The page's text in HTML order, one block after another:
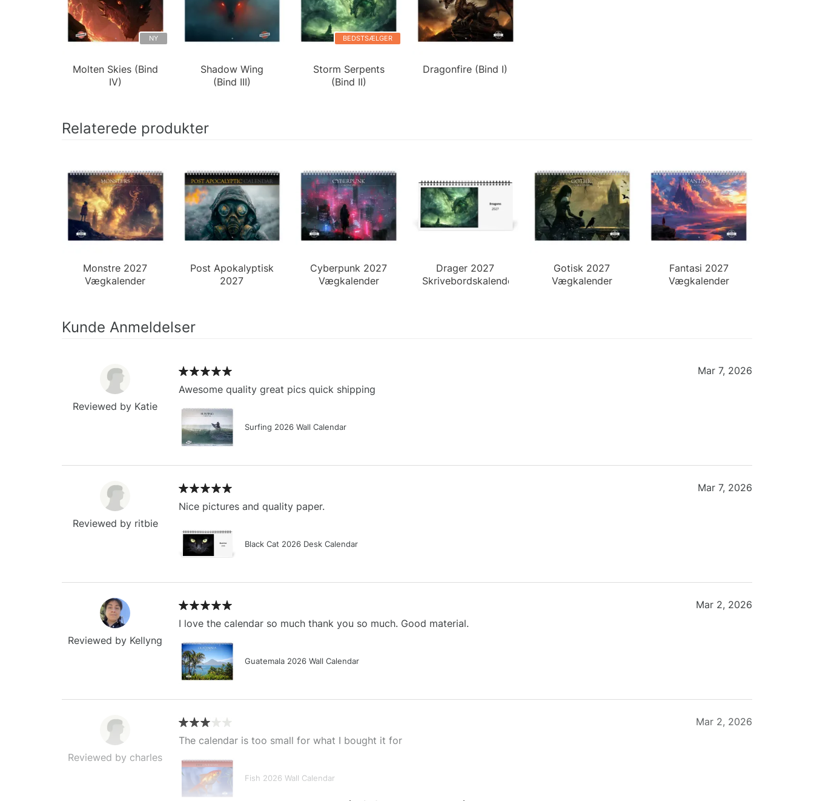
NY
Molten Skies (Bind
IV)
Shadow Wing
(Bind III)
BEDSTSÆLGER
Storm Serpents
(Bind II)
Dragonfire (Bind I)
Relaterede produkter
Monstre 2027
Vægkalender
Post Apokalyptisk
2027
Cyberpunk 2027
Vægkalender
Drager 2027
Skrivebordskalender
Gotisk 2027
Vægkalender
Fantasi 2027
Vægkalender
Kunde Anmeldelser
Reviewed by Katie
Awesome quality great pics quick shipping
Surfing 2026 Wall Calendar
Mar 7, 2026
Reviewed by ritbie
Nice pictures and quality paper.
Black Cat 2026 Desk Calendar
Mar 7, 2026
Reviewed by Kellyng
I love the calendar so much thank you so much. Good material.
Guatemala 2026 Wall Calendar
Mar 2, 2026
Reviewed by charles
The calendar is too small for what I bought it for
Fish 2026 Wall Calendar
Mar 2, 2026